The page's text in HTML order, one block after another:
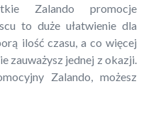
Zalando promocje
to duże ułatwienie dla
ilość czasu, a co więcej
zauważysz jednej z okazji.
Zalando, możesz